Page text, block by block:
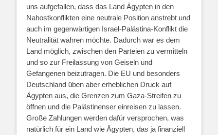
uns aufgefallen, dass das Land Ägypten in den
Nahostkonflikten eine neutrale Position anstrebt und
auch im gegenwärtigen Israel-Palästina-Konflikt die
Neutralität wahren möchte. Dadurch war es dem
Land möglich, zwischen den Parteien zu vermitteln
und so zur Freilassung von Geiseln und
Gefangenen beizutragen. Die EU und besonders
Deutschland üben aber erheblichen Druck auf
Ägypten aus, die Grenzen zum Gaza-Streifen zu
öffnen und die Palästinenser einreisen zu lassen.
Große Zahlungen werden dafür versprochen, was
natürlich für ein Land wie Ägypten, das ja finanziell